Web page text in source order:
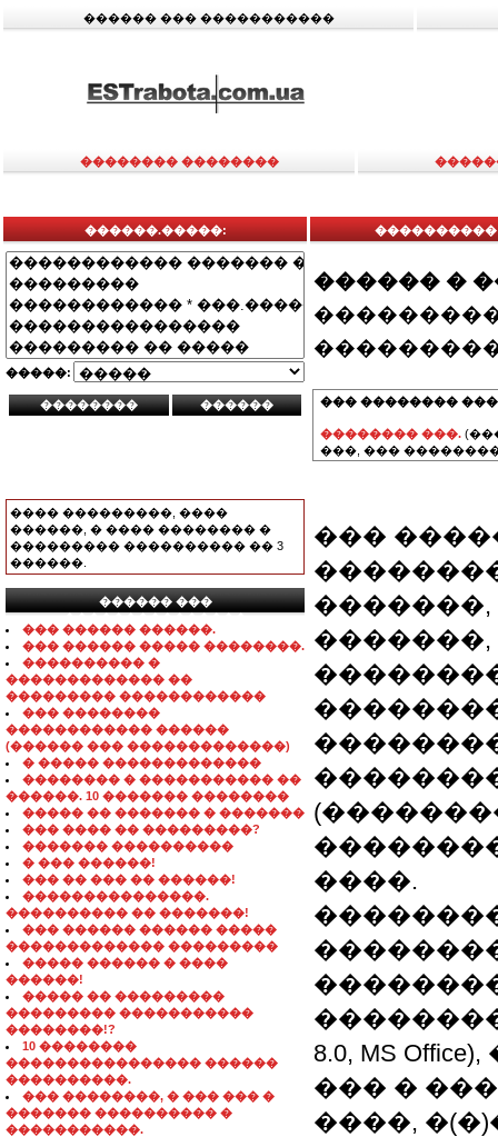
������ ��� �����������
�������� ��������
������.�����:
�����:
���� ���������, ����
������, � ���� �������� �
��������� ���������� �� 3
������.
������ ���
���������������
��� ������ ������.
��� ������ ����� ��������.
���������� �
������������� ��
��������� ������������
��� ��������
������������ ������
(������ ��� �������������)
� ����� �������������
�������� � ����������� ��
������. 10 ������� ��������
����� �� ������� � �������
��� ���� �� ���������?
������� ����������
� ��� ������!
��� �� ��� �� ������!
���������������.
���������� �� �������!
��� ������ ������ �����
������������� ���������
����� ������ � ����
������!
����� �� ���������
��������� �����������
��������!?
10 ��������
���������������� ������
����������.
��� ��������, � ��� ��� �
������� ���������� �
�����������.
������ �
��� ��������
�������� ���.
���, ���
���
����.
8.0, MS
��� �
����,